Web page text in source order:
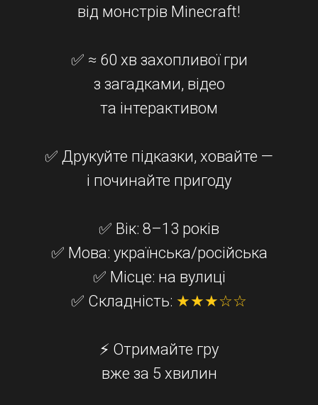
від монстрів Minecraft!
✅ ≈ 60 хв захопливої гри
з загадками, відео
та інтерактивом
✅ Друкуйте підказки, ховайте —
і починайте пригоду
✅ Вік: 8–13 років
✅ Мова: українська/російська
✅ Місце: на вулиці
✅ Складність: ★★★☆☆
⚡ Отримайте гру
вже за 5 хвилин